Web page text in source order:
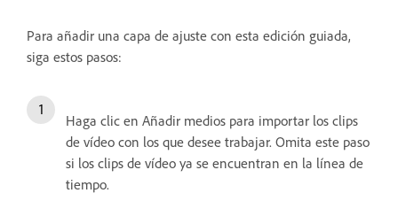
Para añadir una capa de ajuste con esta edición guiada,
siga estos pasos:
Haga clic en Añadir medios para importar los clips
de vídeo con los que desee trabajar. Omita este paso
si los clips de vídeo ya se encuentran en la línea de
tiempo.